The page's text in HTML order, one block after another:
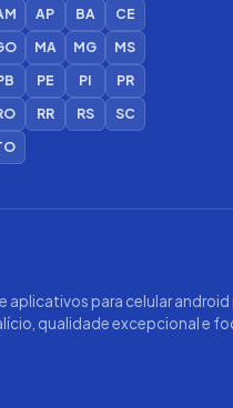
AP BA
CE
MA MG
MS
PE PI
PR
RR RS
SC
aplicativos para celular
qualidade excepcional e